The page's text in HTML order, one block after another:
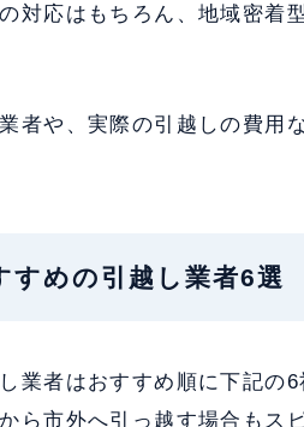
対応はもちろん、地域密着
者や、実際の引越しの費用
めの引越し業者6選
業者はおすすめ順に下記の
ら市外へ引っ越す場合もス